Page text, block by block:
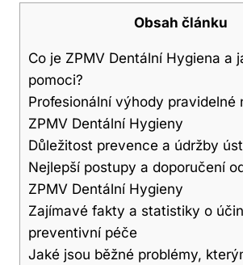
Obsah článku
Co je ZPMV Dentální Hygiena a
pomoci?
Profesionální výhody pravidelné
ZPMV Dentální Hygieny
Důležitost prevence a údržby
Nejlepší postupy a doporučení
ZPMV Dentální Hygieny
Zajímavé fakty a statistiky o
preventivní péče
Jaké jsou běžné problémy,